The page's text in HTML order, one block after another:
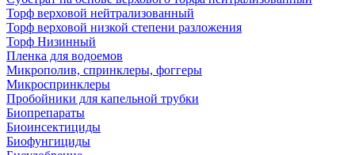
Торф верховой нейтрализованный
Торф верховой низкой степени разложения
Торф Низинный
Пленка для водоемов
Микрополив, спринклеры, фоггеры
Микроспринклеры
Пробойники для капельной трубки
Биопрепараты
Биоинсектициды
Биофунгициды